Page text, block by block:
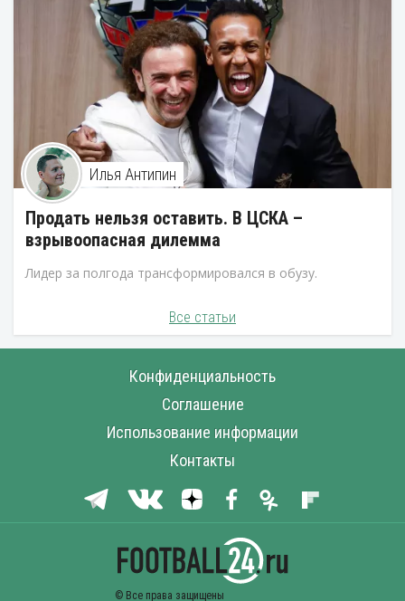
Илья Антипин
Продать нельзя оставить. В ЦСКА –
взрывоопасная дилемма
Лидер за полгода трансформировался в обузу.
Все статьи
Конфиденциальность
Соглашение
Использование информации
Контакты